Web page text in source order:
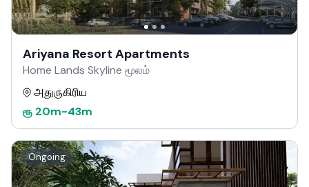
Ariyana Resort Apartments
Home Lands Skyline மூலம்
அதுருகிரிய
ரூ 20m-43m
Ongoing